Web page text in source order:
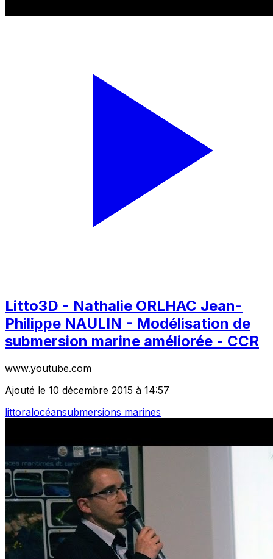
Litto3D - Nathalie ORLHAC Jean-
Philippe NAULIN - Modélisation de
submersion marine améliorée - CCR
www.youtube.com
Ajouté le 10 décembre 2015 à 14:57
littoralocéansubmersions marines